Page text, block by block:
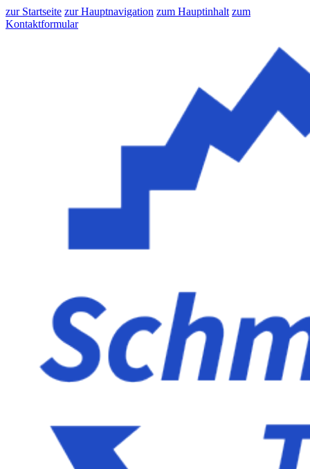
zur Startseite zur Hauptnavigation zum Hauptinhalt zum
Kontaktformular